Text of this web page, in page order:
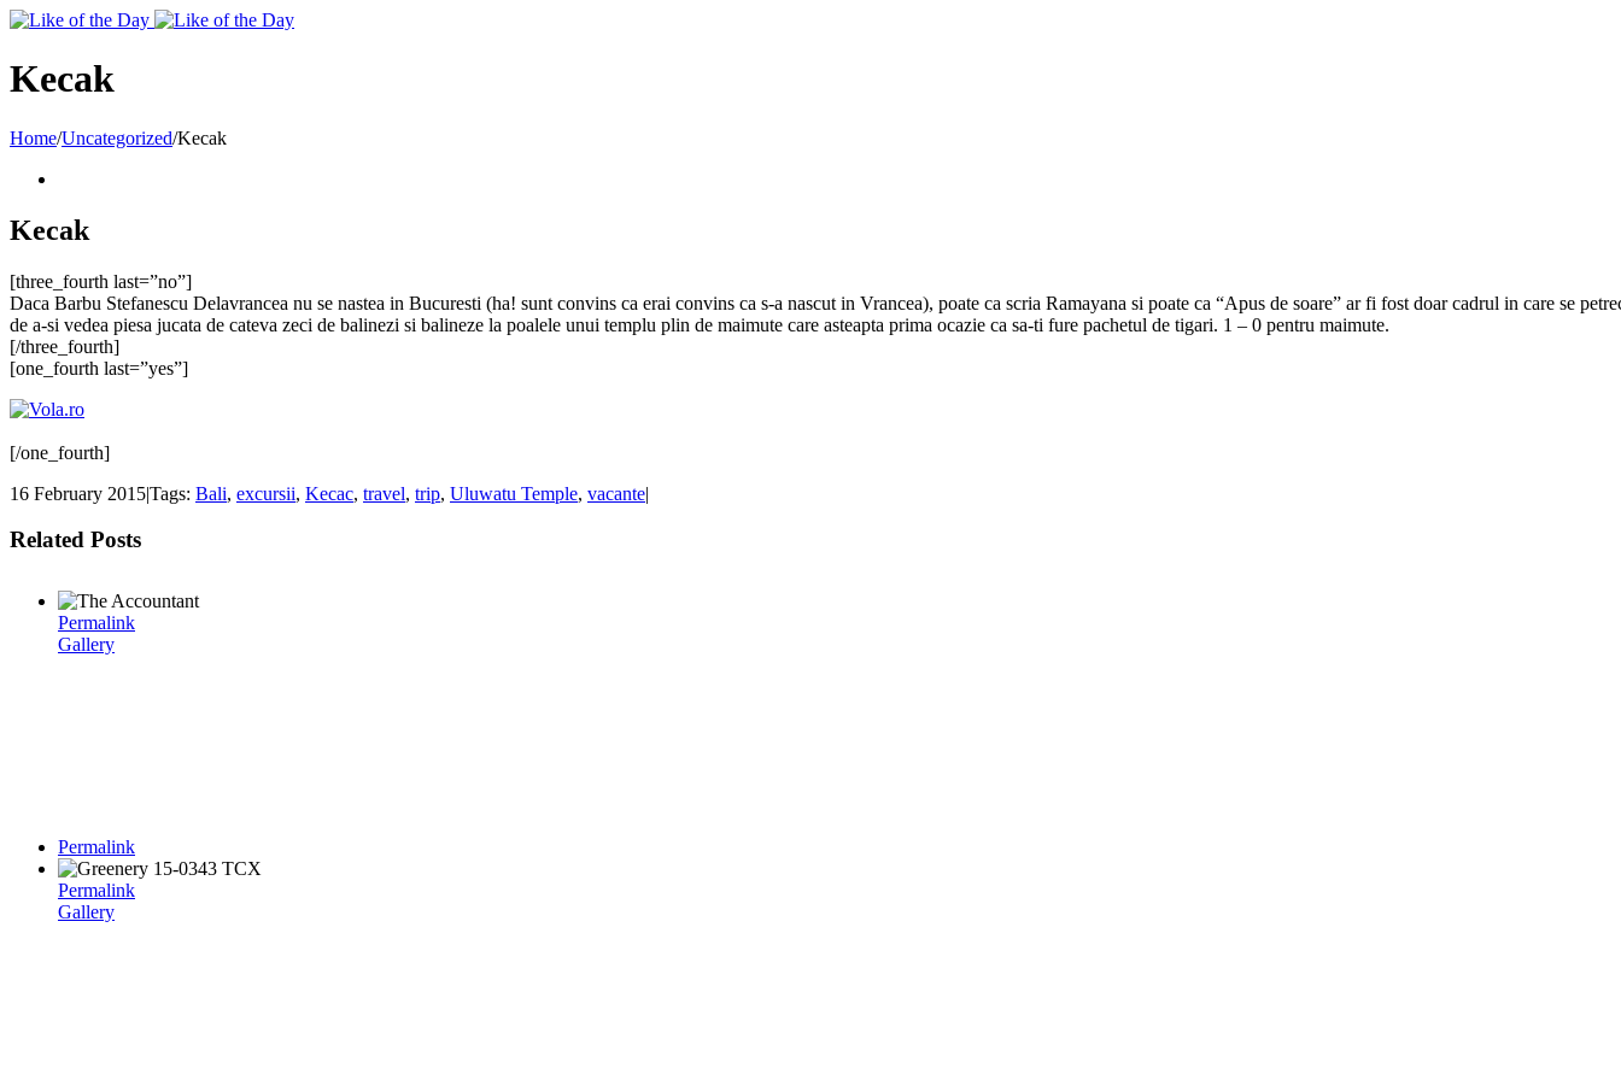
Toggle
Area
Kecak
Home/Uncategorized/Kecak
Kecak
[three_fourth last=”no”]
Daca Barbu Stefanescu Delavrancea nu se nastea in Bucuresti (ha! sunt convins ca erai convins ca s-a nascut in Vrancea), poate ca scria Ramayana si poate ca “Apus de soare” ar fi fost doar cadrul in care se
de a-si vedea piesa jucata de cateva zeci de balinezi si balineze la poalele unui templu plin de maimute care asteapta prima ocazie ca sa-ti fure pachetul de tigari. 1 – 0 pentru maimute.
[/three_fourth]
[one_fourth last=”yes”]
[/one_fourth]
16 February 2015|Tags: Bali, excursii, Kecac, travel, trip, Uluwatu Temple, vacante|
Related Posts
Permalink
Gallery
Permalink
Permalink
Gallery